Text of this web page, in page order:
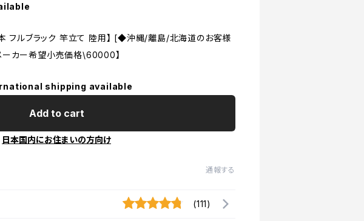
本 フルブラック 竿立て 陸用】 [◆沖縄/離島/北海道のお客様
ーカー希望小売価格\60000】
shipping available
Add to cart
日本国内にお住まいの方向け
通報する
(111)